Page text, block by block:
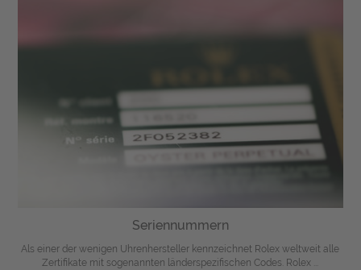
Seriennummern
Als einer der wenigen Uhrenhersteller kennzeichnet Rolex weltweit alle
Zertifikate mit sogenannten länderspezifischen Codes. Rolex ...